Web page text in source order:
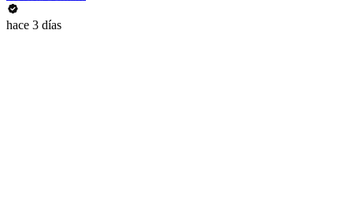
hace 3 días